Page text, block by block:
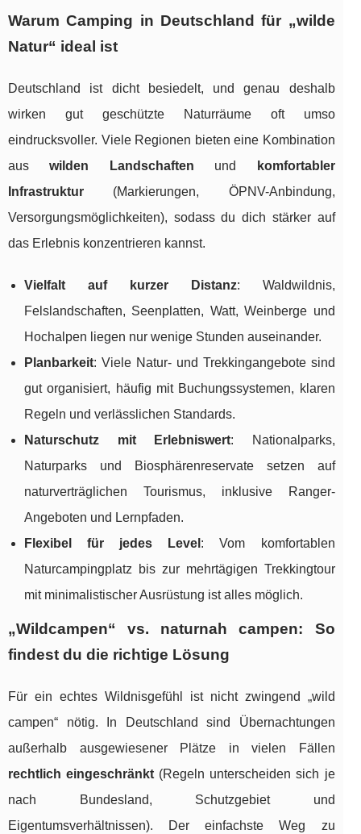
Warum Camping in Deutschland für „wilde
Natur“ ideal ist
Deutschland ist dicht besiedelt, und genau deshalb
wirken gut geschützte Naturräume oft umso
eindrucksvoller. Viele Regionen bieten eine Kombination
auswilden Landschaften und
komfortabler
Infrastruktur (Markierungen, ÖPNV-Anbindung,
Versorgungsmöglichkeiten), sodass du dich stärker auf
das Erlebnis konzentrieren kannst.
Vielfalt auf kurzer Distanz: Waldwildnis,
Felslandschaften, Seenplatten, Watt, Weinberge und
Hochalpen liegen nur wenige Stunden auseinander.
Planbarkeit: Viele Natur- und Trekkingangebote sind
gut organisiert, häufig mit Buchungssystemen, klaren
Regeln und verlässlichen Standards.
Naturschutz mit Erlebniswert: Nationalparks,
Naturparks und Biosphärenreservate setzen auf
naturverträglichen Tourismus, inklusive Ranger-
Angeboten und Lernpfaden.
Flexibel für jedes Level : Vom komfortablen
Naturcampingplatz bis zur mehrtägigen Trekkingtour
mit minimalistischer Ausrüstung ist alles möglich.
„Wildcampen“ vs. naturnah campen: So
findest du die richtige Lösung
Für ein echtes Wildnisgefühl ist nicht zwingend „wild
campen“ nötig. In Deutschland sind Übernachtungen
außerhalb ausgewiesener Plätze in vielen Fällen
rechtlich eingeschränkt (Regeln unterscheiden sich je
nach Bundesland, Schutzgebiet und
Eigentumsverhältnissen). Der einfachste Weg zu